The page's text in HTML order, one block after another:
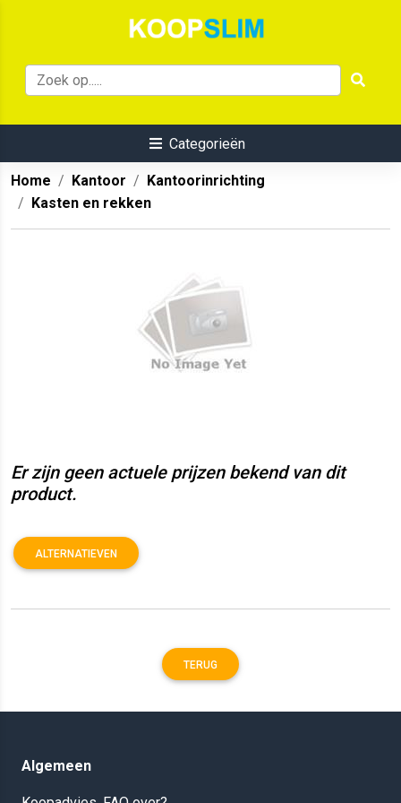
Categorieën
Home Kantoor
Kantoorinrichting
Kasten en rekken
Er zijn geen actuele prijzen bekend van dit
product.
ALTERNATIEVEN
TERUG
Algemeen